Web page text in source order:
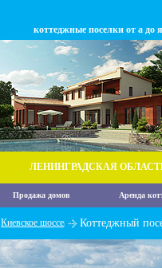
коттеджные поселки от а до я
ЛЕНИНГРАДСКАЯ
Продажа домов Аренда
Киевское шоссе Коттеджный